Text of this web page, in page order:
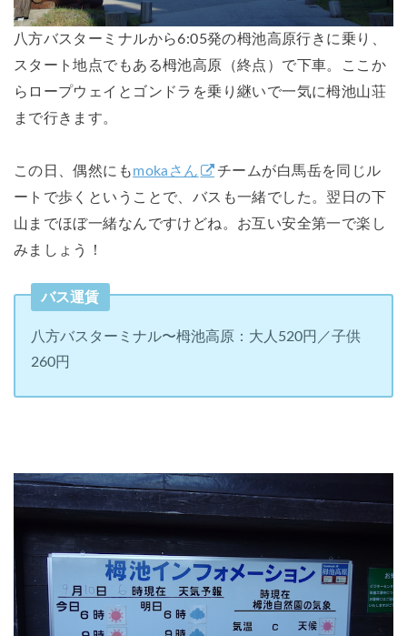
八方バスターミナルから6:05発の栂池高原行きに乗り、
スタート地点でもある栂池高原（終点）で下車。ここか
らロープウェイとゴンドラを乗り継いで一気に栂池山荘
まで行きます。
この日、偶然にもmokaさん
チームが白馬岳を同じル
ートで歩くということで、バスも一緒でした。翌日の下
山までほぼ一緒なんですけどね。お互い安全第一で楽し
みましょう！
バス運賃
八方バスターミナル〜栂池高原：大人520円／子供
260円